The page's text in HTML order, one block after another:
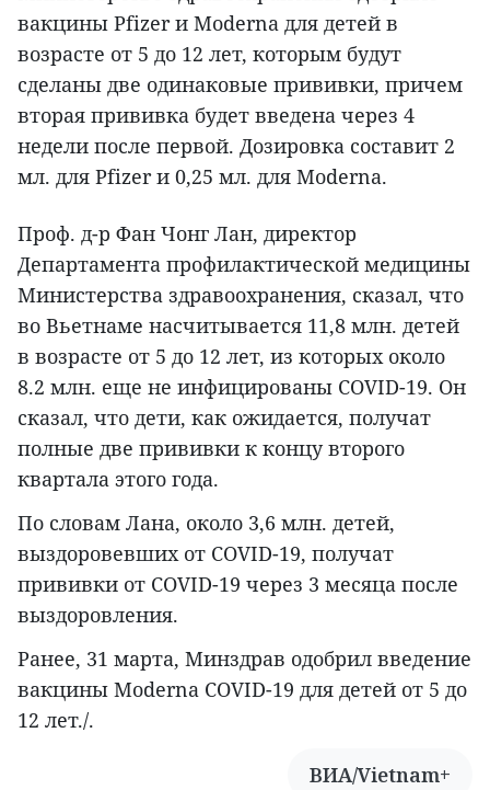
вакцины Pfizer и Moderna для детей в
возрасте от 5 до 12 лет, которым будут
сделаны две одинаковые прививки, причем
вторая прививка будет введена через 4
недели после первой. Дозировка составит 2
мл. для Pfizer и 0,25 мл. для Moderna.
Проф. д-р Фан Чонг Лан, директор
Департамента профилактической медицины
Министерства здравоохранения, сказал, что
во Вьетнаме насчитывается 11,8 млн. детей
в возрасте от 5 до 12 лет, из которых около
8.2 млн. еще не инфицированы COVID-19. Он
сказал, что дети, как ожидается, получат
полные две прививки к концу второго
квартала этого года.
По словам Лана, около 3,6 млн. детей,
выздоровевших от COVID-19, получат
прививки от COVID-19 через 3 месяца после
выздоровления.
Ранее, 31 марта, Минздрав одобрил введение
вакцины Moderna COVID-19 для детей от 5 до
12 лет./.
ВИА/Vietnam+